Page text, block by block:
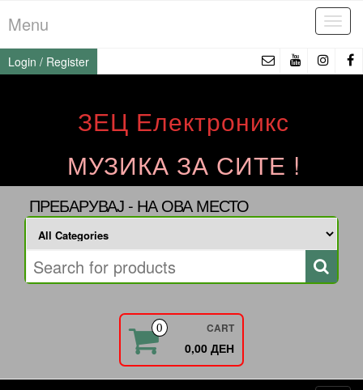
to
the
content
Menu
Login / Register
ЗЕЦ Електроникс
МУЗИКА ЗА СИТЕ !
ПРЕБАРУВАЈ - НА ОВА МЕСТО
0 CART
0,00 ДЕН